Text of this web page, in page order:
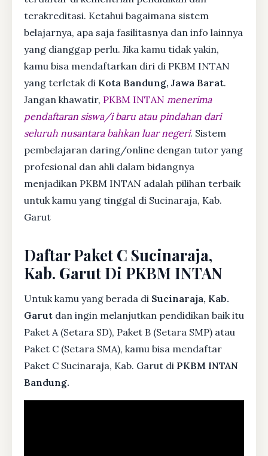
terakreditasi. Ketahui bagaimana sistem
belajarnya, apa saja fasilitasnya dan info lainnya
yang dianggap perlu. Jika kamu tidak yakin,
kamu bisa mendaftarkan diri di PKBM INTAN
yang terletak di Kota Bandung, Jawa Barat.
Jangan khawatir, PKBM INTAN menerima
pendaftaran siswa/i baru atau pindahan dari
seluruh nusantara bahkan luar negeri. Sistem
pembelajaran daring/online dengan tutor yang
profesional dan ahli dalam bidangnya
menjadikan PKBM INTAN adalah pilihan terbaik
untuk kamu yang tinggal di Sucinaraja, Kab.
Garut
Daftar Paket C Sucinaraja,
Kab. Garut Di PKBM INTAN
Untuk kamu yang berada di Sucinaraja, Kab.
Garut dan ingin melanjutkan pendidikan baik itu
Paket A (Setara SD), Paket B (Setara SMP) atau
Paket C (Setara SMA), kamu bisa mendaftar
Paket C Sucinaraja, Kab. Garut di PKBM INTAN
Bandung.